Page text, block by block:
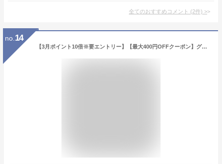
全てのおすすめコメント (2件) >
no. 14
【3月ポイント10倍※要エントリー】【最大400円OFFクーポン】グレ GRES カボティーヌ サクラ オードトワレ 2019 EDT SP 50ml 【香水】【あす楽】